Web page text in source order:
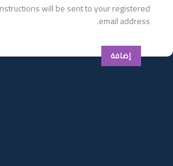
will be sent to your registered
email address.